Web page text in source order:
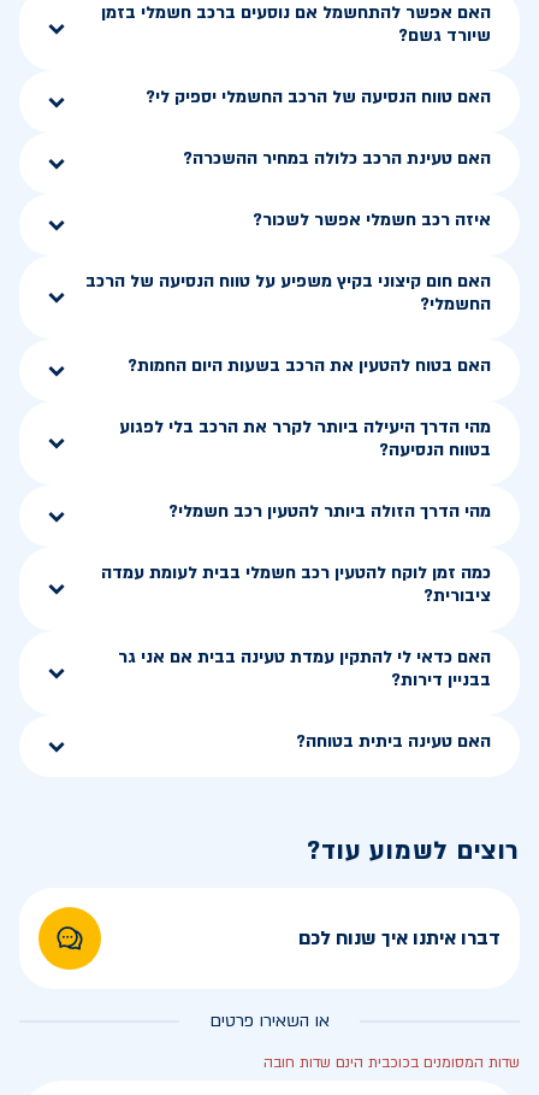
האם אפשר להתחשמל אם נוסעים ברכב חשמלי בזמן
שיורד גשם?
האם טווח הנסיעה של הרכב החשמלי יספיק לי?
האם טעינת הרכב כלולה במחיר ההשכרה?
איזה רכב חשמלי אפשר לשכור?
האם חום קיצוני בקיץ משפיע על טווח הנסיעה של הרכב
החשמלי?
האם בטוח להטעין את הרכב בשעות היום החמות?
מהי הדרך היעילה ביותר לקרר את הרכב בלי לפגוע
בטווח הנסיעה?
מהי הדרך הזולה ביותר להטעין רכב חשמלי?
כמה זמן לוקח להטעין רכב חשמלי בבית לעומת עמדה
ציבורית?
האם כדאי לי להתקין עמדת טעינה בבית אם אני גר
בבניין דירות?
האם טעינה ביתית בטוחה?
רוצים לשמוע עוד?
דברו איתנו איך שנוח לכם
או השאירו פרטים
שדות המסומנים בכוכבית הינם שדות חובה